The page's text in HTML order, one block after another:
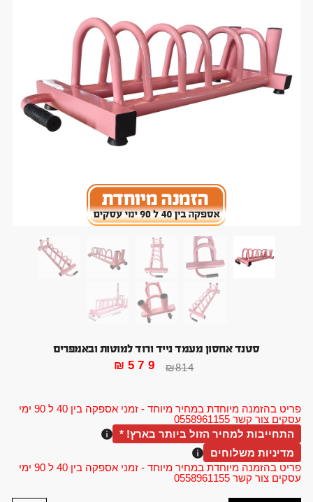
פריט בהזמנה מיוחדת במחיר מיוחד - זמני אספקה בין 40 ל 90 ימי
עסקים צור קשר 0558961155
סטנד אחסון מעמד נייד ורוד למוטות ובאמפרים
₪814
₪ 579
התחייבות למחיר הזול ביותר בארץ! *
מדיניות משלוחים
פריט בהזמנה מיוחדת במחיר מיוחד - זמני אספקה בין 40 ל 90 ימי
עסקים צור קשר 0558961155